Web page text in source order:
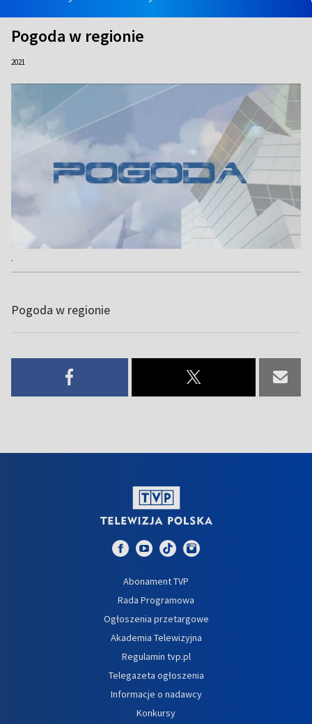
Pogoda w regionie
2021
.
Pogoda w regionie
Abonament TVP
Rada Programowa
Ogłoszenia przetargowe
Akademia Telewizyjna
Regulamin tvp.pl
Telegazeta ogłoszenia
Informacje o nadawcy
Konkursy